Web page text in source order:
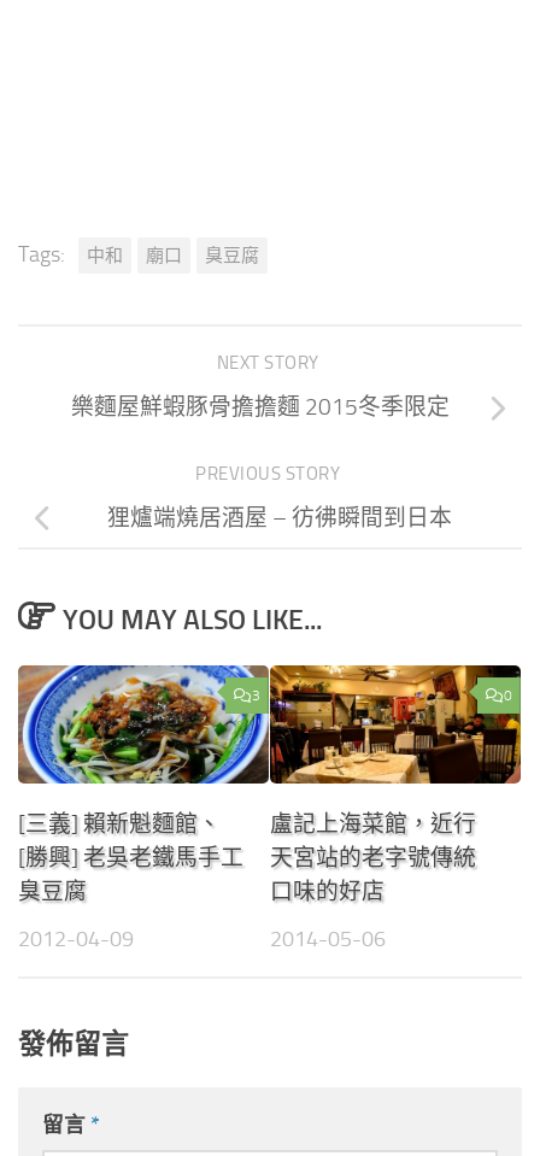
Tags: 中和 廟口 臭豆腐
NEXT STORY
樂麵屋鮮蝦豚骨擔擔麵 2015冬季限定
PREVIOUS STORY
狸爐端燒居酒屋 – 彷彿瞬間到日本
YOU MAY ALSO LIKE...
3
[三義] 賴新魁麵館、
[勝興] 老吳老鐵馬手工
臭豆腐
2012-04-09
0
盧記上海菜館，近行
天宮站的老字號傳統
口味的好店
2014-05-06
發佈留言
留言 *